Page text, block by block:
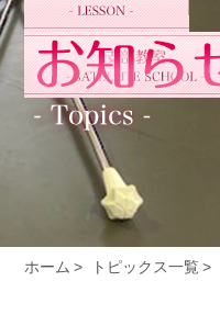
ホーム トピックス一覧